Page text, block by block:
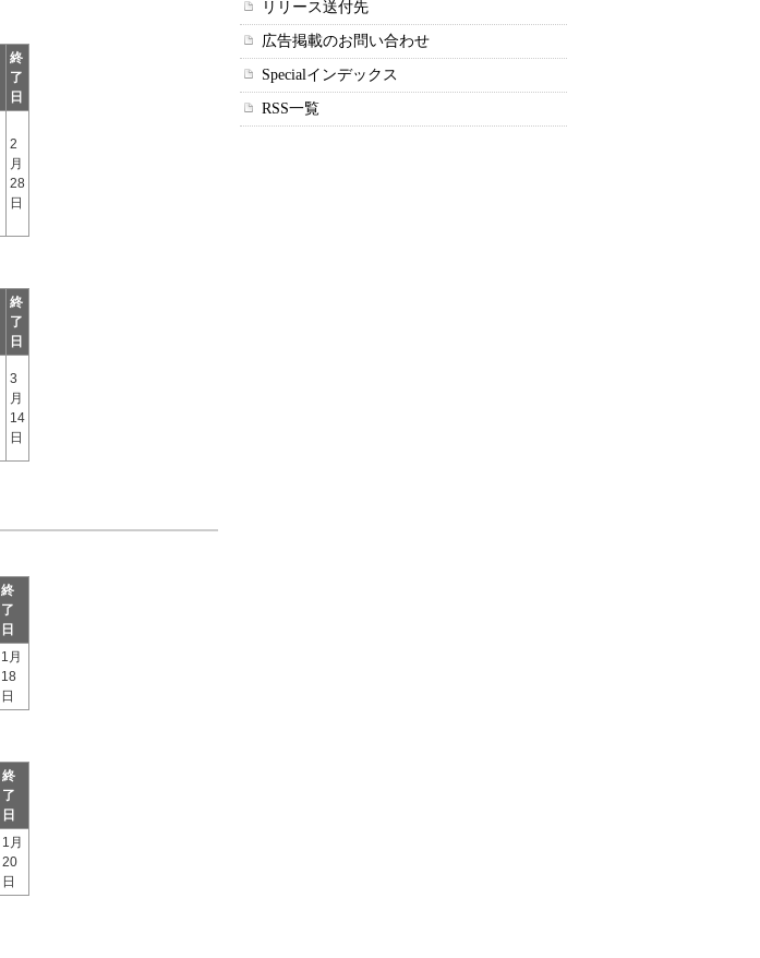
終
了
日
2
月
28
日
終
了
日
3
月
14
日
終
了
日
1月
18
日
終
了
日
1月
20
日
リリース送付先
広告掲載のお問い合わせ
Specialインデックス
RSS一覧